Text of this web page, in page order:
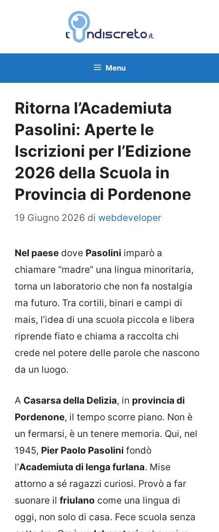
Menu
Ritorna l’Academiuta
Pasolini: Aperte le
Iscrizioni per l’Edizione
2026 della Scuola in
Provincia di Pordenone
19 Giugno 2026 di webdeveloper
Nel paese dove Pasolini imparò a
chiamare “madre” una lingua minoritaria,
torna un laboratorio che non fa nostalgia
ma futuro. Tra cortili, binari e campi di
mais, l’idea di una scuola piccola e libera
riprende fiato e chiama a raccolta chi
crede nel potere delle parole che nascono
da un luogo.
A Casarsa della Delizia, in provincia di
Pordenone, il tempo scorre piano. Non è
un fermarsi, è un tenere memoria. Qui, nel
1945, Pier Paolo Pasolini fondò
l’Academiuta di lenga furlana. Mise
attorno a sé ragazzi curiosi. Provò a far
suonare il friulano come una lingua di
oggi, non solo di casa. Fece scuola senza